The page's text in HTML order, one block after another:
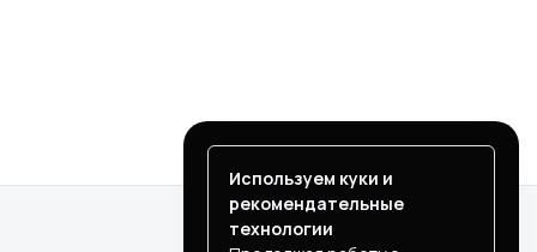
Используем куки и
рекомендательные
технологии